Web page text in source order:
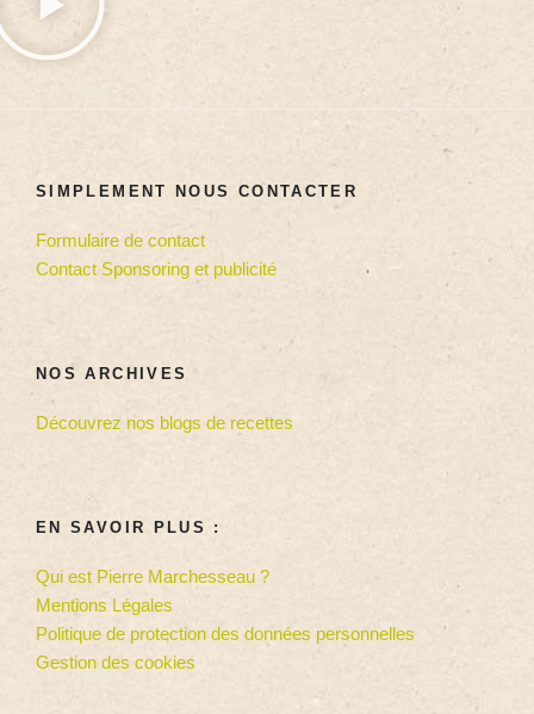
SIMPLEMENT NOUS CONTACTER
Formulaire de contact
Contact Sponsoring et publicité
NOS ARCHIVES
Découvrez nos blogs de recettes
EN SAVOIR PLUS :
Qui est Pierre Marchesseau ?
Mentions Légales
Politique de protection des données personnelles
Gestion des cookies